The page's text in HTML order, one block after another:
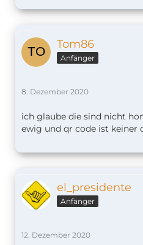
Tom86
Anfänger
8. Dezember 2020
ich glaube die sind nicht
ewig und qr code ist keiner
el_presidente
Anfänger
12. Dezember 2020